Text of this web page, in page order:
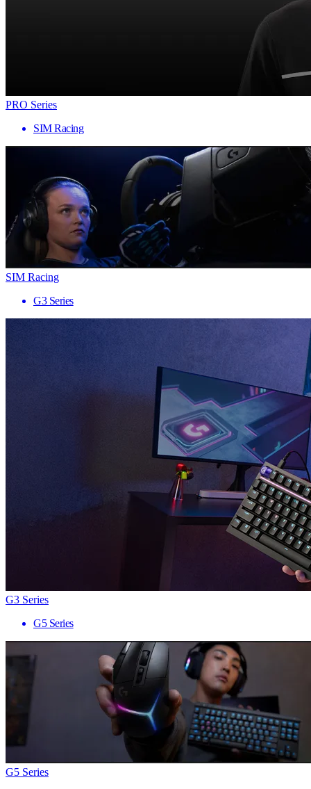
PRO Series
SIM Racing
SIM Racing
G3 Series
G3 Series
G5 Series
G5 Series